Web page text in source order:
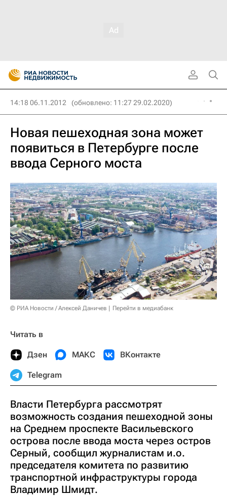
14:18 06.11.2012 (обновлено: 11:27 29.02.2020)
Новая пешеходная зона может
появиться в Петербурге после
ввода Серного моста
© РИА Новости / Алексей Даничев Перейти в медиабанк
Читать в
Дзен МАКС ВКонтакте
Telegram
Власти Петербурга рассмотрят
возможность создания пешеходной зоны
на Среднем проспекте Васильевского
острова после ввода моста через остров
Серный, сообщил журналистам и.о.
председателя комитета по развитию
транспортной инфраструктуры города
Владимир Шмидт.